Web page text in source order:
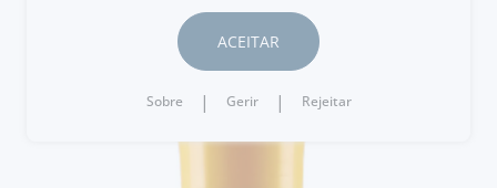
ACEITAR
Sobre | Gerir | Rejeitar